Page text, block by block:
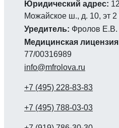
Юридический адрес:
Можайское ш., д. 10, эт
Уредитель: Фролов Е.В.
Медицинская
77/00316989
info@mfrolova.ru